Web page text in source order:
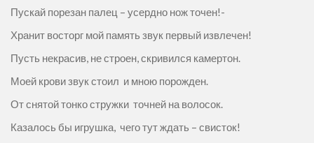
Пускай порезан палец – усердно нож точен!-
Хранит восторг мой память звук первый извлечен!
Пусть некрасив, не строен, скривился камертон.
Моей крови звук стоил и мною порожден.
От снятой тонко стружки точней на волосок.
Казалось бы игрушка, чего тут ждать – свисток!